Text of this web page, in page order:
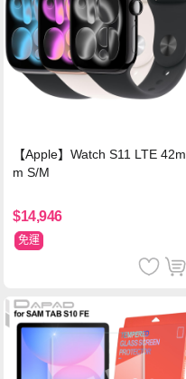
【Apple】Watch S11 LTE 42m
m S/M
$14,946
免運